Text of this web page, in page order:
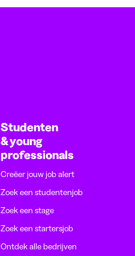
Studenten
& young
professionals
Creëer jouw job alert
Zoek een studentenjob
Zoek een stage
Zoek een startersjob
Ontdek alle bedrijven